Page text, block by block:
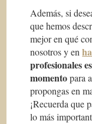
Además, si
que hemos
mejor en qué
nosotros y en
profesionales
momentopara
propongas en
¡Recuerda que
lo más